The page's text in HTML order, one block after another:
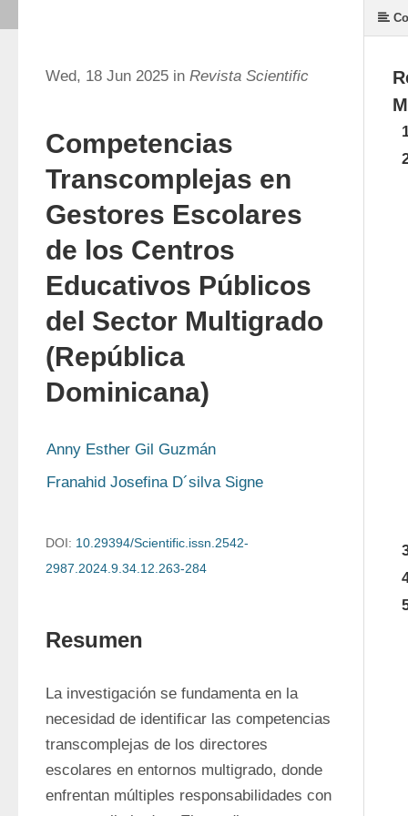
Wed, 18 Jun 2025 in Revista Scientific
Competencias
Transcomplejas en
Gestores Escolares
de los Centros
Educativos Públicos
del Sector Multigrado
(República
Dominicana)
Anny Esther Gil Guzmán
Franahid Josefina D´silva Signe
DOI: 10.29394/Scientific.issn.2542-
2987.2024.9.34.12.263-284
Resumen
La investigación se fundamenta en la
necesidad de identificar las competencias
transcomplejas de los directores
escolares en entornos multigrado, donde
enfrentan múltiples responsabilidades con